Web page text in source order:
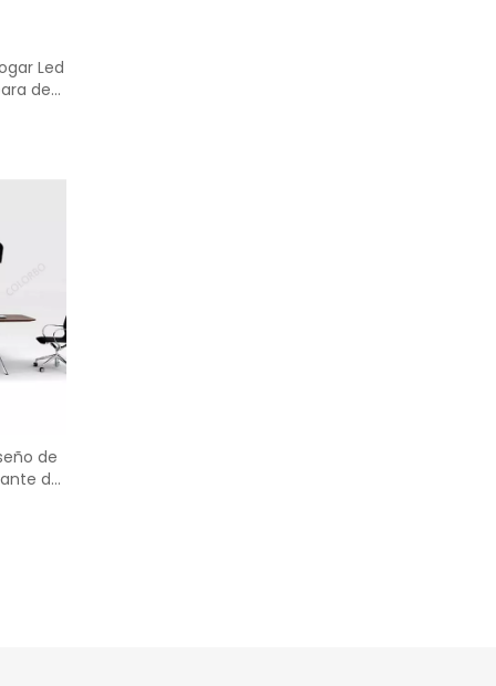
Led
de
de
de